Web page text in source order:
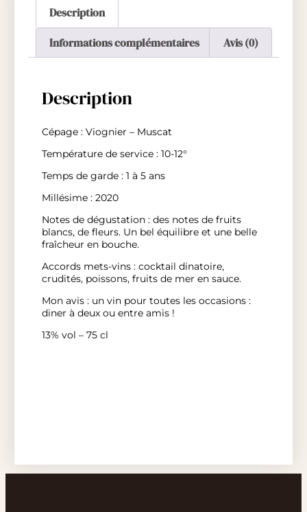
Description
Informations complémentaires
Avis (0)
Description
Cépage : Viognier – Muscat
Température de service : 10-12°
Temps de garde : 1 à 5 ans
Millésime : 2020
Notes de dégustation : des notes de fruits
blancs, de fleurs. Un bel équilibre et une belle
fraîcheur en bouche.
Accords mets-vins : cocktail dinatoire,
crudités, poissons, fruits de mer en sauce.
Mon avis : un vin pour toutes les occasions :
diner à deux ou entre amis !
13% vol – 75 cl